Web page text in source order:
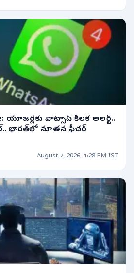
యూజర్లకు వాట్సాప్ కీలక అలర్ట్..
భారత్‌లో నూతన ఫీచర్
August 7, 2026, 1:28 PM IST